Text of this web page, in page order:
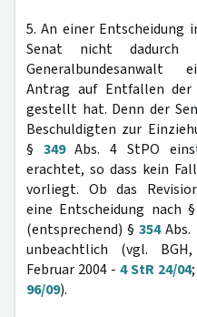
5. An einer Entscheidung
Senat nicht dadurch
Generalbundesanwalt
Antrag auf Entfallen der
gestellt hat. Denn der
Beschuldigten zur
§ 349Abs. 4 StPO
erachtet, so dass kein
vorliegt. Ob das
eine Entscheidung nach §
(entsprechend) §354Abs.
unbeachtlich (vgl.
Februar 2004 - 4 StR 24/04
96/09).